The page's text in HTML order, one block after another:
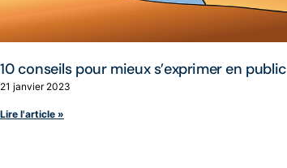
10 conseils pour mieux s’exprimer en public
21 janvier 2023
Lire l'article »